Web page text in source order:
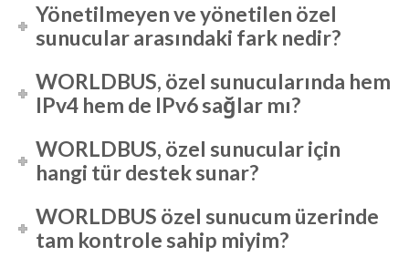
Yönetilmeyen ve yönetilen özel
sunucular arasındaki fark nedir?
WORLDBUS, özel sunucularında hem
IPv4 hem de IPv6 sağlar mı?
WORLDBUS, özel sunucular için
hangi tür destek sunar?
WORLDBUS özel sunucum üzerinde
tam kontrole sahip miyim?